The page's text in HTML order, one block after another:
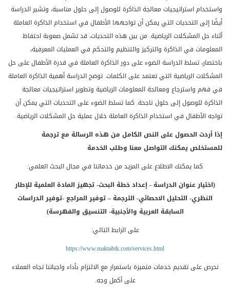
واستخدام استراتيجيات معالجة الذاكرة للوصول إلى حلول مناسبة، وتشير الدراسة
أيضًا إلى التحديات التي يمكن أن تواجهها الأطفال في استخدام الذاكرة العاملة
أثناء حل المشكلات الرياضية. من بين هذه التحديات، قد تشمل صعوبة احتفاظ
المعلومات في الذاكرة والتركيز والتنظيم والتحكم في العمليات المعرفية،
باختصار، تسلط الدراسة الضوء على دور الذاكرة العاملة في قدرة الأطفال على حل
المشكلات الرياضية التي تعتمد على الكلمات. توضح الدراسة أهمية الذاكرة العاملة
في فهم واسترجاع ومعالجة المعلومات الرياضية وتطوير استراتيجيات معالجة
الذاكرة للوصول إلى حلول ناجحة. كما تسلط الضوء على التحديات التي يمكن أن
تواجه الأطفال في استخدام الذاكرة العاملة خلال عملية حل المشكلات الرياضية.
إذا أردت الحصول على النص الكامل من هذه الرسالة مع ترجمة
للمستخلص يمكنك التواصل معنا وطلب الخدمة
كما يمكنك الاطلاع على المزيد من خدماتنا في مجال البحث العلمي:
(اختيار عنوان الدراسة - إعداد خطة البحث- تجهيز المادة العلمية للإطار
النظري- التحليل الاحصائي- الترجمة – توفير المراجع -توفير الدراسات
السابقة العربية والأجنبية- التنسيق والفهرسة)
على الرابط التالي:
https://www.maktabtk.com/services.html
نحرص على تقديم خدمات متميزة باستمرار مع الالتزام بأداء واجباتنا تجاه العملاء
على أكمل وجه.